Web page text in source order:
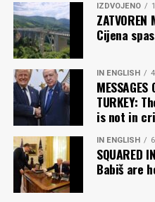
IZDVOJENO
Cijena
IN ENGLISH
TURKEY:
is not in
IN ENGLISH
SQUARED
Babiš are